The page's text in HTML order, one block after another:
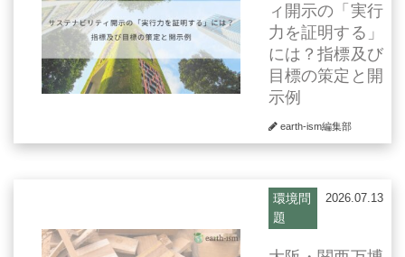
ィ開示の「実行
力を証明する」
には？指標及び
目標の策定と開
示例
earth-ism編集部
環境問
題
2026.07.13